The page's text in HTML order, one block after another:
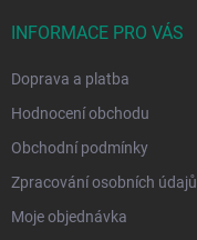
INFORMACE PRO VÁS
Doprava a platba
Hodnocení obchodu
Obchodní podmínky
Zpracování osobních údajů
Moje objednávka